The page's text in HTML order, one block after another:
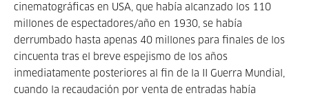
cinematográficas en USA, que había alcanzado los 110
millones de espectadores/año en 1930, se había
derrumbado hasta apenas 40 millones para finales de los
cincuenta tras el breve espejismo de los años
inmediatamente posteriores al fin de la II Guerra Mundial,
cuando la recaudación por venta de entradas había